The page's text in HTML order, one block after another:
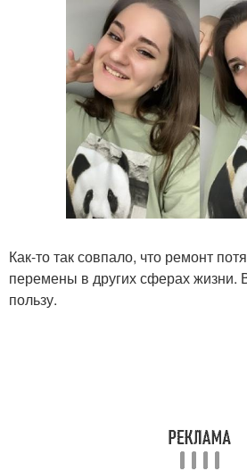
Как-то так совпало, что ремонт
перемены в других сферах жизни.
пользу.